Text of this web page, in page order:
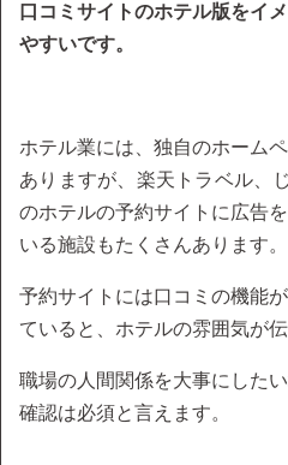
口コミサイトのホテル版をイ
やすいです。
ホテル業には、独自のホーム
ありますが、楽天トラベル、
のホテルの予約サイトに広告
いる施設もたくさんあります。
予約サイトには口コミの機能
ていると、ホテルの雰囲気が伝
職場の人間関係を大事にした
確認は必須と言えます。